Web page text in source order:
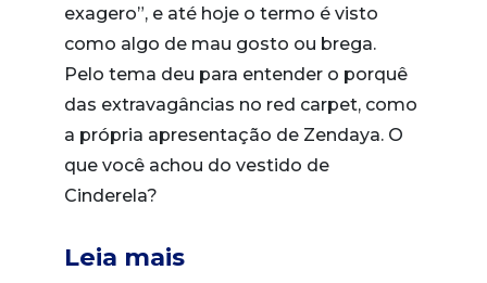
exagero”, e até hoje o termo é visto
como algo de mau gosto ou brega.
Pelo tema deu para entender o porquê
das extravagâncias no red carpet, como
a própria apresentação de Zendaya. O
que você achou do vestido de
Cinderela?
Leia mais